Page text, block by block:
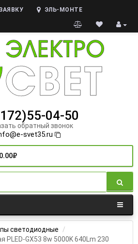
ЭЛЬ-МОНТЕ
04-50
обратный звонок
svet35.ru
0.00₽
светодиодные
PLED-GX53 8w 5000K 640Lm 230